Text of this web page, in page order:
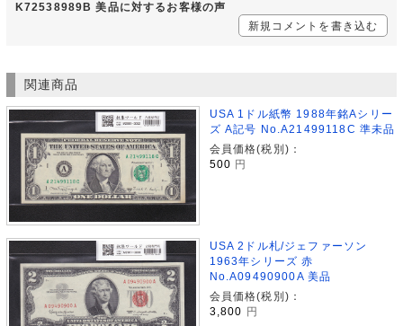
K72538989B 美品に対するお客様の声
新規コメントを書き込む
関連商品
USA 1ドル紙幣 1988年銘Aシリー
ズ A記号 No.A21499118C 準未品
会員価格(税別)：
500 円
USA 2ドル札/ジェファーソン
1963年シリーズ 赤
No.A09490900A 美品
会員価格(税別)：
3,800 円